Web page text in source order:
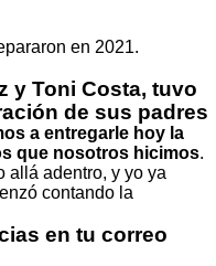
y Toni Costa, tuvo
de sus padres
a entregarle hoy la
que nosotros hicimos.
allá adentro, y yo ya
contando la
en tu correo